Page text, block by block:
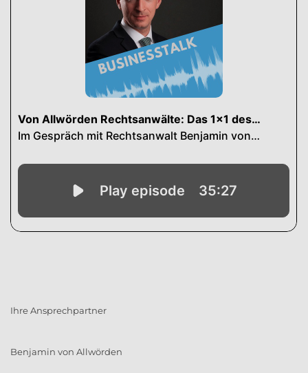
Ihre Ansprechpartner
Benjamin von Allwörden